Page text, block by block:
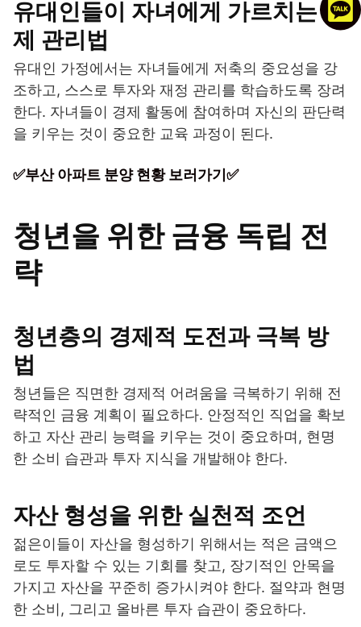
유대인들이 자녀에게 가르치는 경
제 관리법
유대인 가정에서는 자녀들에게 저축의 중요성을 강
조하고, 스스로 투자와 재정 관리를 학습하도록 장려
한다. 자녀들이 경제 활동에 참여하며 자신의 판단력
을 키우는 것이 중요한 교육 과정이 된다.
✅부산 아파트 분양 현황 보러가기✅
청년을 위한 금융 독립 전
략
청년층의 경제적 도전과 극복 방
법
청년들은 직면한 경제적 어려움을 극복하기 위해 전
략적인 금융 계획이 필요하다. 안정적인 직업을 확보
하고 자산 관리 능력을 키우는 것이 중요하며, 현명
한 소비 습관과 투자 지식을 개발해야 한다.
자산 형성을 위한 실천적 조언
젊은이들이 자산을 형성하기 위해서는 적은 금액으
로도 투자할 수 있는 기회를 찾고, 장기적인 안목을
가지고 자산을 꾸준히 증가시켜야 한다. 절약과 현명
한 소비, 그리고 올바른 투자 습관이 중요하다.